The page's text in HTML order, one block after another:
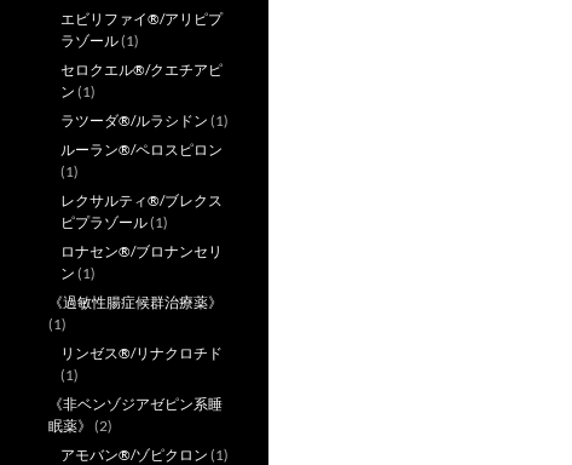
エビリファイ®/アリピプ
ラゾール(1)
セロクエル®/クエチアピ
ン (1)
ラツーダ®/ルラシドン (1)
ルーラン®/ペロスピロン
(1)
レクサルティ®/ブレクス
ピプラゾール(1)
ロナセン®/ブロナンセリ
ン (1)
《過敏性腸症候群治療薬》
(1)
リンゼス®/リナクロチド
(1)
《非ベンゾジアゼピン系睡
眠薬》 (2)
アモバン®/ゾピクロン (1)